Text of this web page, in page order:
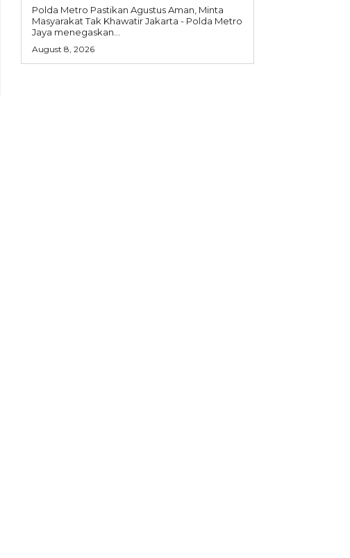
Polda Metro Pastikan Agustus Aman, Minta
Masyarakat Tak Khawatir Jakarta - Polda Metro
Jaya menegaskan...
August 8, 2026